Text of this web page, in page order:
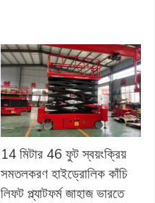
14 মিটার 46 ফুট স্বয়ংক্রিয়
সমতলকরণ হাইড্রোলিক কাঁচি
লিফট প্ল্যাটফর্ম জাহাজ ভারতে